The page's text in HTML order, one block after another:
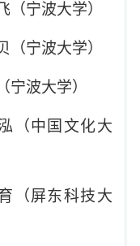
（宁波大学）
（宁波大学）
宁波大学）
（中国文化大
（屏东科技大